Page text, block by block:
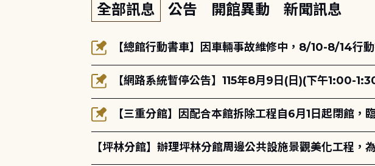
全部訊息 公告 開館異動 新聞訊息
【總館行動書車】因車輛事故維修中，8/10-8/14行
【網路系統暫停公告】115年8月9日(日)(下午1:00-
【三重分館】因配合本館拆除工程自6月1日起閉館，
【坪林分館】辦理坪林分館周邊公共設施景觀美化工程，